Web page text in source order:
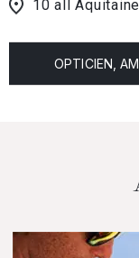
10 all
OPTICIEN,